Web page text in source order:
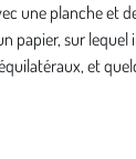
une planche et
papier, sur
et